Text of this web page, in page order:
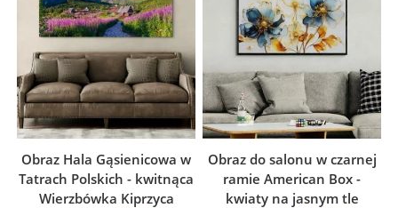
Obraz Hala Gąsienicowa w
Tatrach Polskich - kwitnąca
Wierzbówka Kiprzyca
Obraz do salonu w czarnej
ramie American Box -
kwiaty na jasnym tle